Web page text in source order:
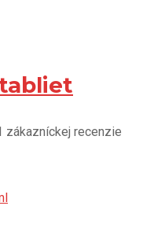
zákazníckej recenzie